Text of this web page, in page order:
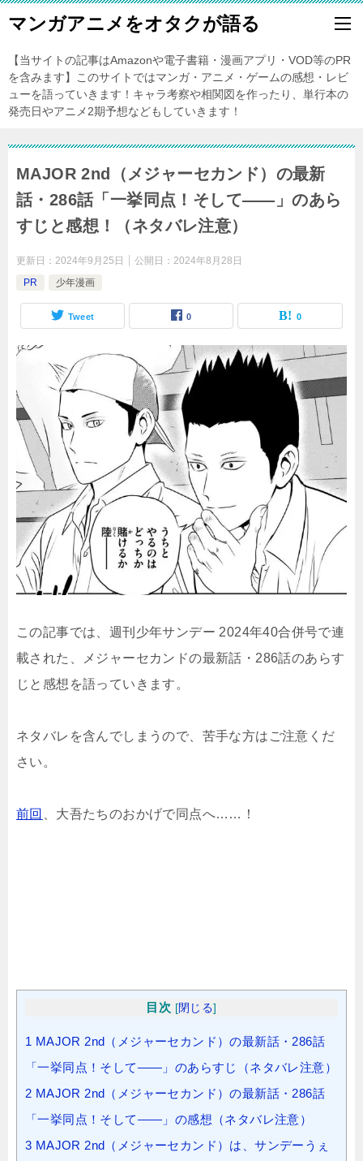
マンガアニメをオタクが語る
【当サイトの記事はAmazonや電子書籍・漫画アプリ・VOD等のPR
を含みます】このサイトではマンガ・アニメ・ゲームの感想・レビ
ューを語っていきます！キャラ考察や相関図を作ったり、単行本の
発売日やアニメ2期予想などもしていきます！
MAJOR 2nd（メジャーセカンド）の最新
話・286話「一挙同点！そして――」のあら
すじと感想！（ネタバレ注意）
更新日： 2024年9月25日 公開日： 2024年8月28日
PR
少年漫画
Tweet 0 0
この記事では、週刊少年サンデー 2024年40合併号で連
載された、メジャーセカンドの最新話・286話のあらす
じと感想を語っていきます。
ネタバレを含んでしまうので、苦手な方はご注意くだ
さい。
前回 、大吾たちのおかげで同点へ……！
目次 [閉じる]
1 MAJOR 2nd（メジャーセカンド）の最新話・286話
「一挙同点！そして――」のあらすじ（ネタバレ注意）
2 MAJOR 2nd（メジャーセカンド）の最新話・286話
「一挙同点！そして――」の感想（ネタバレ注意）
3 MAJOR 2nd（メジャーセカンド）は、サンデーうぇ